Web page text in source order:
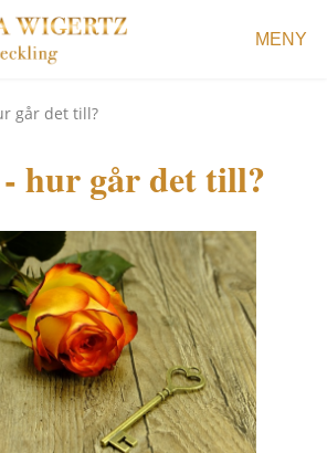
MENY
går det till?
hur går det till?